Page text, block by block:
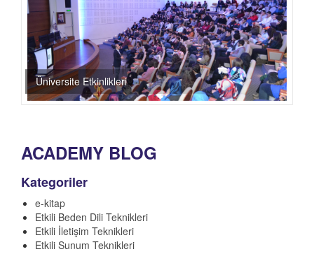
Üniversite Etkinlikleri
ACADEMY BLOG
Kategoriler
e-kitap
Etkili Beden Dili Teknikleri
Etkili İletişim Teknikleri
Etkili Sunum Teknikleri